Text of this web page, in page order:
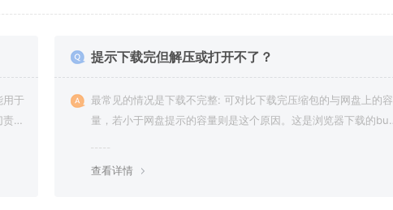
用于
任
提示下载完但解压或打开不了？
最常见的情况是下载不完整: 可对比下载完压缩包的与网盘上的容
量，若小于网盘提示的容量则是这个原因。这是浏览器下载的bu
查看详情